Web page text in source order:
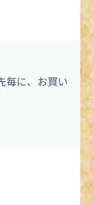
毎に、お買い